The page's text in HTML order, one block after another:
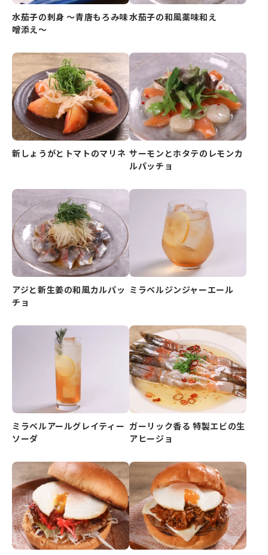
水茄子の刺身 ～青唐もろみ味
噌添え～
水茄子の和風薬味和え
新しょうがとトマトのマリネ サーモンとホタテのレモンカ
ルパッチョ
アジと新生姜の和風カルパッ
チョ
ミラベルジンジャーエール
ミラベルアールグレイティー
ソーダ
ガーリック香る 特製エビの生
アヒージョ